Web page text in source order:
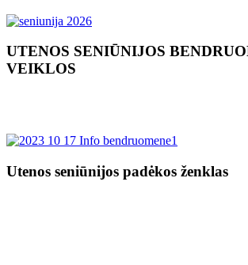
UTENOS SENIŪNIJOS
VEIKLOS
Utenos seniūnijos padėkos ženklas